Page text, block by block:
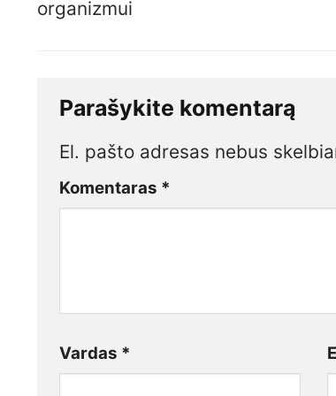
organizmui
Parašykite komentarą
El. pašto adresas nebus
Komentaras *
Vardas *